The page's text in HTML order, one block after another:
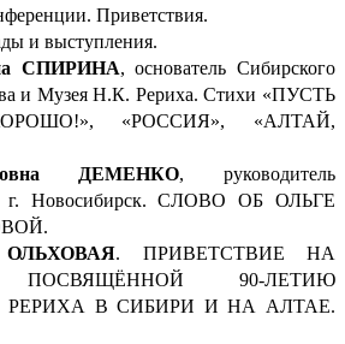
Приветствия.
и выступления.
СПИРИНА, основатель Сибирского
и Музея Н.К. Рериха. Стихи «ПУСТЬ
«РОССИЯ», «АЛТАЙ,
ДЕМЕНКО, руководитель
г. Новосибирск. СЛОВО ОБ ОЛЬГЕ
ОЛЬХОВАЯ. ПРИВЕТСТВИЕ НА
ПОСВЯЩЁННОЙ 90-ЛЕТИЮ
В СИБИРИ И НА АЛТАЕ.